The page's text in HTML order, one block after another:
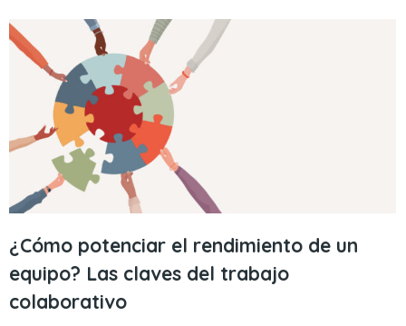
¿Cómo potenciar el rendimiento de un
equipo? Las claves del trabajo
colaborativo